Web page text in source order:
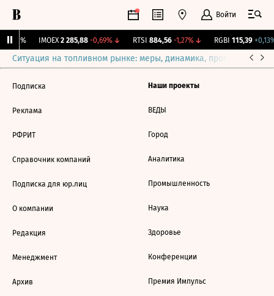
Войти
0% IMOEX 2 285,88 -0,69%↓ RTSI 884,56 -1,27%↓ RGBI 115,39 +0,13%
Ситуация на топливном рынке: меры, динамика, прогнозы
Подписка
Реклама
РФРИТ
Справочник компаний
Подписка для юр.лиц
О компании
Редакция
Менеджмент
Архив
Наши проекты
ВЕДЫ
Город
Аналитика
Промышленность
Наука
Здоровье
Конференции
Премия Импульс